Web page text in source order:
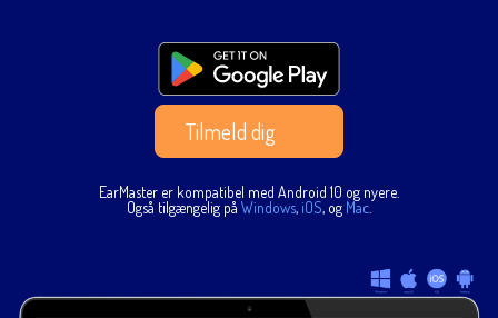
Tilmeld dig
EarMaster er kompatibel med Android 10 og nyere.
Også tilgængelig på Windows, iOS, og Mac